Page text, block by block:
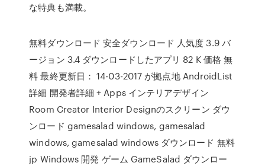
な特典も満載。
無料ダウンロード 安全ダウンロード 人気度 3.9 バ
ージョン 3.4 ダウンロードしたアプリ 82 K 価格 無
料 最終更新日： 14-03-2017 が拠点地 AndroidList
詳細 開発者詳細 + Apps インテリアデザイン
Room Creator Interior Designのスクリーン ダウ
ンロード gamesalad windows, gamesalad
windows, gamesalad windows ダウンロード 無料
jp Windows 開発 ゲーム GameSalad ダウンロー